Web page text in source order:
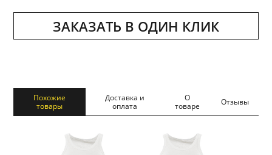
ЗАКАЗАТЬ В ОДИН КЛИК
Похожие
товары
Доставка и
оплата
О
товаре
Отзывы